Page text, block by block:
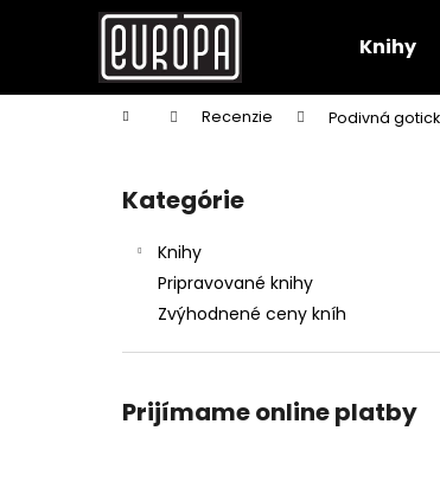
Knihy
Domov Recenzie Podivná
Preskočiť
kategórie
Kategórie
Knihy
Pripravované knihy
Zvýhodnené ceny kníh
Prijímame online platby
í
Späť
do
Späť
do